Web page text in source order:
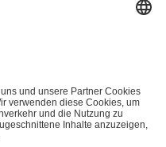
(z.B. Account-
bereitgestellten